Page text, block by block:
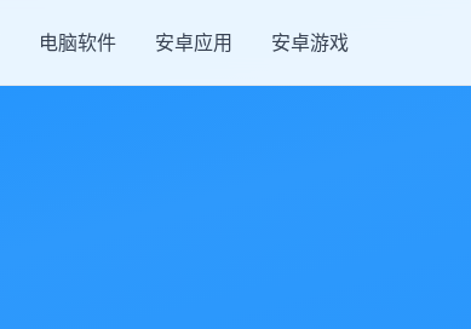
电脑软件 安卓应用 安卓游戏